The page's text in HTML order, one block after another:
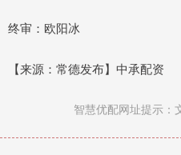
终审：欧阳冰
【来源：常德发布】中承配资
智慧优配网址提示：